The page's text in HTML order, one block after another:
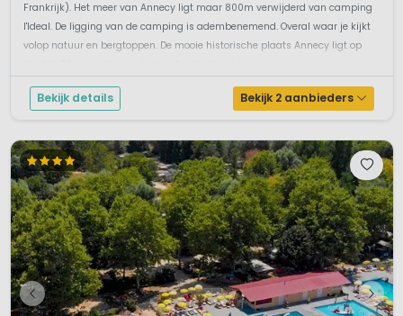
Frankrijk). Het meer van Annecy ligt maar 800m verwijderd van camping
l'Ideal. De ligging van de camping is adembenemend. Overal waar je kijkt
volop natuur en bergtoppen. De mooie historische plaats Annecy ligt op
Bekijk details Bekijk 2 aanbieders